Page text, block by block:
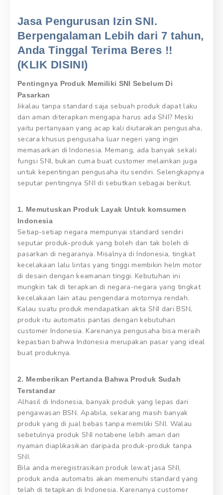
Jasa Pengurusan Izin SNI.
Berpengalaman Lebih dari 7 tahun,
Anda Tinggal Terima Beres !!
(KLIK DISINI)
Pentingnya Produk Memiliki SNI Sebelum Di
Pasarkan
Jikalau tanpa standard saja sebuah produk dapat laku
dan aman diterapkan mengapa harus ada SNI? Meski
yaitu pertanyaan yang acap kali diutarakan pengusaha,
secara khusus pengusaha luar negeri yang ingin
memasarkan di Indonesia. Memang, ada banyak sekali
fungsi SNI, bukan cuma buat customer melainkan juga
untuk kepentingan pengusaha itu sendiri. Selengkapnya
seputar pentingnya SNI di sebutkan sebagai berikut.
1. Memutuskan Produk Layak Untuk komsumen
Indonesia
Setiap-setiap negara mempunyai standard sendiri
seputar produk-produk yang boleh dan tak boleh di
pasarkan di negaranya. Misalnya di Indonesia, tingkat
kecelakaan lalu lintas yang tinggi membikin helm motor
di desain dengan keamanan tinggi. Kebutuhan ini
mungkin tak di terapkan di negara-negara yang tingkat
kecelakaan lain atau pengendara motornya rendah.
Kalau suatu produk mendapatkan akta SNI dari BSN,
produk itu automatis pantas dengan kebutuhan
customer Indonesia. Karenanya pengusaha bisa meraih
kepastian bahwa Indonesia merupakan pasar yang ideal
buat produknya.
2. Memberikan Pertanda Bahwa Produk Sudah
Terstandar
Alhasil di Indonesia, banyak produk yang lepas dari
pengawasan BSN. Apabila, sekarang masih banyak
produk yang di jual bebas tanpa memiliki SNI. Walau
sebetulnya produk SNI notabene lebih aman dan
nyaman diaplikasikan daripada produk-produk tanpa
SNI.
Bila anda meregistrasikan produk lewat jasa SNI,
produk anda automatis akan memenuhi standard yang
telah di tetapkan di Indonesia. Karenanya customer